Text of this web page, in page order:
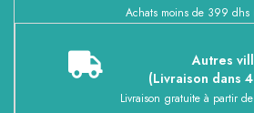
Achats moins de 399 dhs
Autres
(Livraison dans
Livraison gratuite à partir